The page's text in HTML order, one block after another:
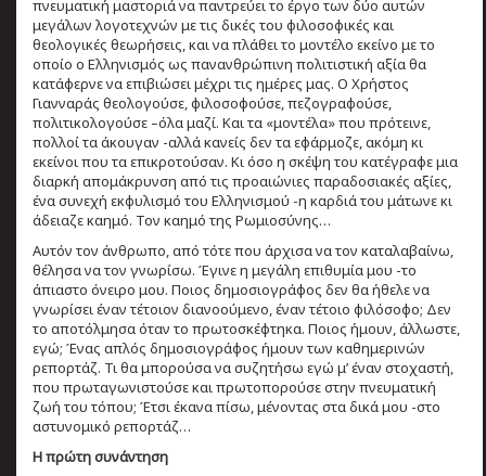
πνευματική μαστοριά να παντρεύει το έργο των δύο αυτών
μεγάλων λογοτεχνών με τις δικές του φιλοσοφικές και
θεολογικές θεωρήσεις, και να πλάθει το μοντέλο εκείνο με το
οποίο ο Ελληνισμός ως πανανθρώπινη πολιτιστική αξία θα
κατάφερνε να επιβιώσει μέχρι τις ημέρες μας. Ο Χρήστος
Γιανναράς θεολογούσε, φιλοσοφούσε, πεζογραφούσε,
πολιτικολογούσε –όλα μαζί. Και τα «μοντέλα» που πρότεινε,
πολλοί τα άκουγαν -αλλά κανείς δεν τα εφάρμοζε, ακόμη κι
εκείνοι που τα επικροτούσαν. Κι όσο η σκέψη του κατέγραφε μια
διαρκή απομάκρυνση από τις προαιώνιες παραδοσιακές αξίες,
ένα συνεχή εκφυλισμό του Ελληνισμού -η καρδιά του μάτωνε κι
άδειαζε καημό. Τον καημό της Ρωμιοσύνης…
Αυτόν τον άνθρωπο, από τότε που άρχισα να τον καταλαβαίνω,
θέλησα να τον γνωρίσω. Έγινε η μεγάλη επιθυμία μου -το
άπιαστο όνειρο μου. Ποιος δημοσιογράφος δεν θα ήθελε να
γνωρίσει έναν τέτοιον διανοούμενο, έναν τέτοιο φιλόσοφο; Δεν
το αποτόλμησα όταν το πρωτοσκέφτηκα. Ποιος ήμουν, άλλωστε,
εγώ; Ένας απλός δημοσιογράφος ήμουν των καθημερινών
ρεπορτάζ. Τι θα μπορούσα να συζητήσω εγώ μ’ έναν στοχαστή,
που πρωταγωνιστούσε και πρωτοπορούσε στην πνευματική
ζωή του τόπου; Έτσι έκανα πίσω, μένοντας στα δικά μου -στο
αστυνομικό ρεπορτάζ…
Η πρώτη συνάντηση